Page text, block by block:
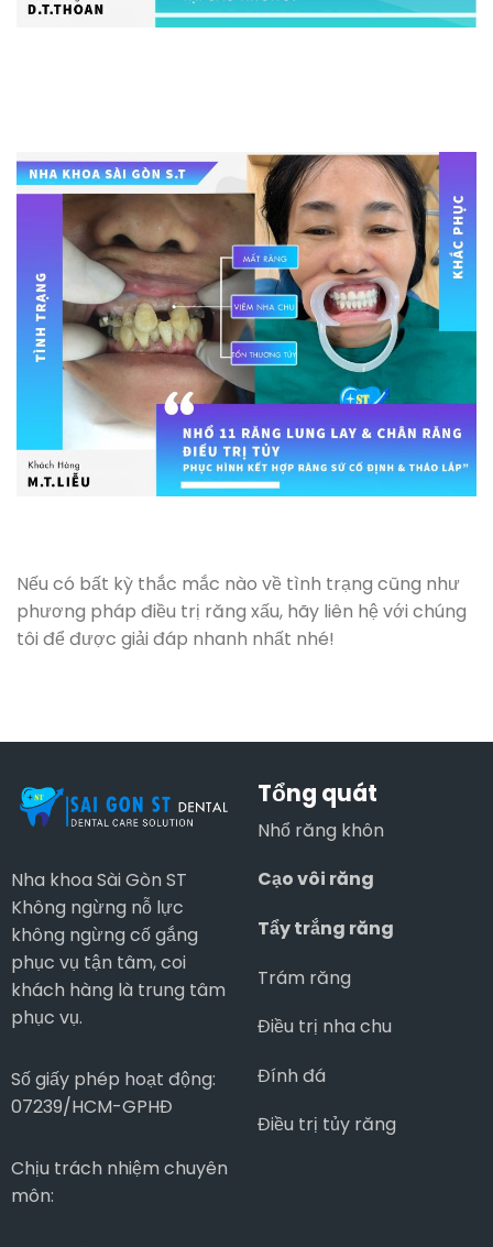
Nếu có bất kỳ thắc mắc nào về tình trạng cũng như
phương pháp điều trị răng xấu, hãy liên hệ với chúng
tôi để được giải đáp nhanh nhất nhé!
Nha khoa Sài Gòn ST
Không ngừng nỗ lực
không ngừng cố gắng
phục vụ tận tâm, coi
khách hàng là trung tâm
phục vụ.
Số giấy phép hoạt động:
07239/HCM-GPHĐ
Chịu trách nhiệm chuyên
môn:
Tổng quát
Nhổ răng khôn
Cạo vôi răng
Tẩy trắng răng
Trám răng
Điều trị nha chu
Đính đá
Điều trị tủy răng